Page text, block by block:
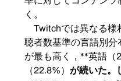
く。
Twitchでは異なる様
聴者数基準の言語別
が最も高く，**英語（
（22.8%） が続いた。